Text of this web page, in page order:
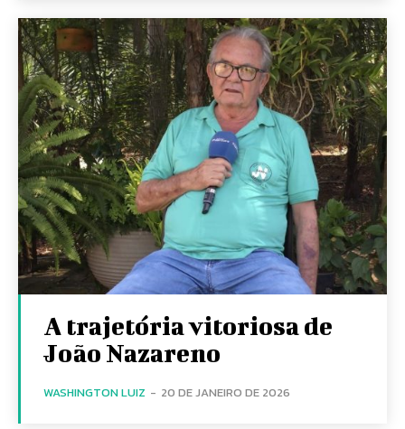
A trajetória vitoriosa de
João Nazareno
WASHINGTON LUIZ - 20 DE JANEIRO DE 2026